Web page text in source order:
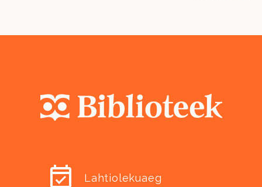
Lahtiolekuaeg